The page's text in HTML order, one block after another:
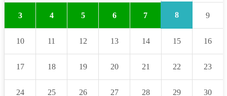
3 4 5 6 7 8 9
10 11 12 13 14 15 16
17 18 19 20 21 22 23
24 25 26 27 28 29 30